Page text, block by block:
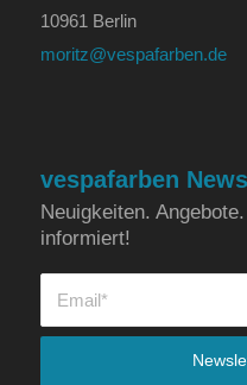
10961 Berlin
moritz@vespafarben.de
vespafarben
Neuigkeiten.
informiert!